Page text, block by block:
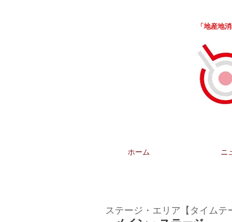
「地産地消
ホーム ニ
ステージ・エリア【タイムテ